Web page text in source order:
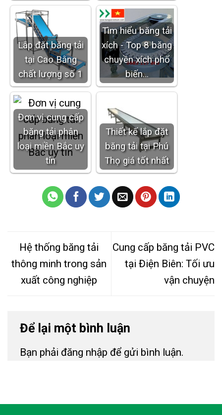
Lắp đặt băng tải
tại Cao Bằng
chất lượng số 1
Tìm hiểu băng tải
xích - Top 8 băng
chuyền xích phổ
biến…
Đơn vị cung cấp
băng tải phân
loại miền Bắc uy
tín
Thiết kế lắp đặt
băng tải tại Phú
Thọ giá tốt nhất
Hệ thống băng tải
thông minh trong sản
xuất công nghiệp
Cung cấp băng tải PVC
tại Điện Biên: Tối ưu
vận chuyện
Để lại một bình luận
Bạn phải đăng nhập để gửi bình luận.